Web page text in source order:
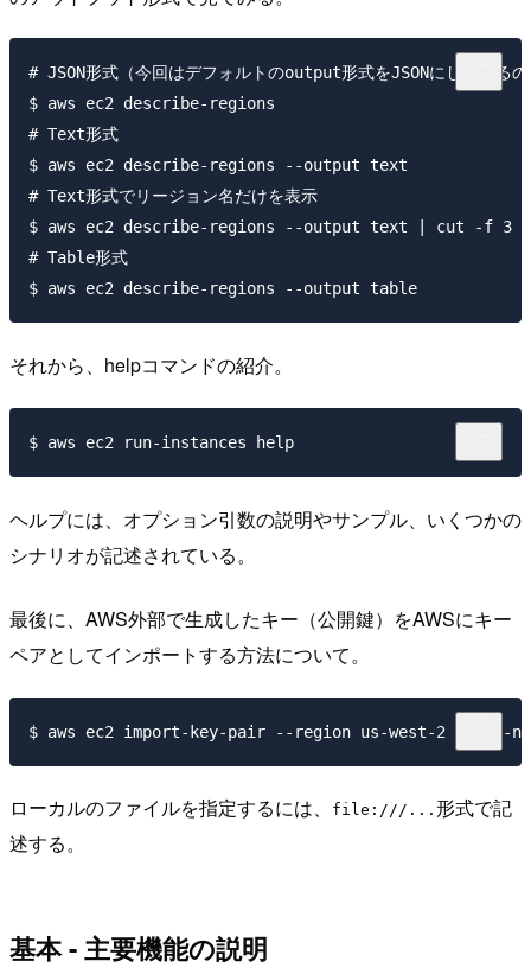
# JSON形式（今回はデフォルトのoutput形式をJSONにしている
$ aws ec2 describe-regions
# Text形式
$ aws ec2 describe-regions --output text
# Text形式でリージョン名だけを表示
$ aws ec2 describe-regions --output text | cut -f 3
# Table形式
それから、helpコマンドの紹介。
ヘルプには、オプション引数の説明やサンプル、いくつかの
シナリオが記述されている。
最後に、AWS外部で生成したキー（公開鍵）をAWSにキー
ペアとしてインポートする方法について。
ローカルのファイルを指定するには、 file:///... 形式で記
述する。
基本 - 主要機能の説明